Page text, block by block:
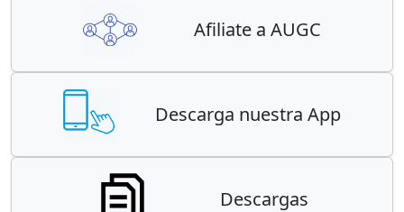
Afiliate a AUGC
Descarga nuestra App
Descargas